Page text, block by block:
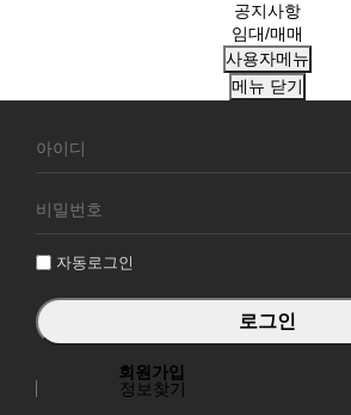
공지사항
임대/매매
사용자메뉴
메뉴 닫기
원
그
자동로그인
회원가입
정보찾기